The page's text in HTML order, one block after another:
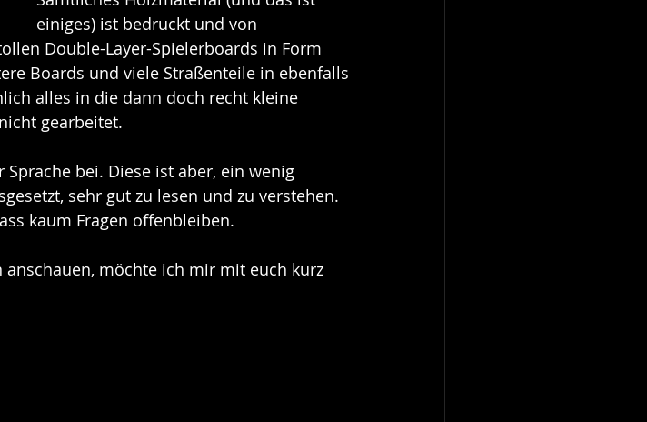
einiges) ist bedruckt und von
Double-Layer-Spielerboards in Form
Boards und viele Straßenteile in ebenfalls
alles in die dann doch recht kleine
gearbeitet.
bei. Diese ist aber, ein wenig
sehr gut zu lesen und zu verstehen.
kaum Fragen offenbleiben.
möchte ich mir mit euch kurz